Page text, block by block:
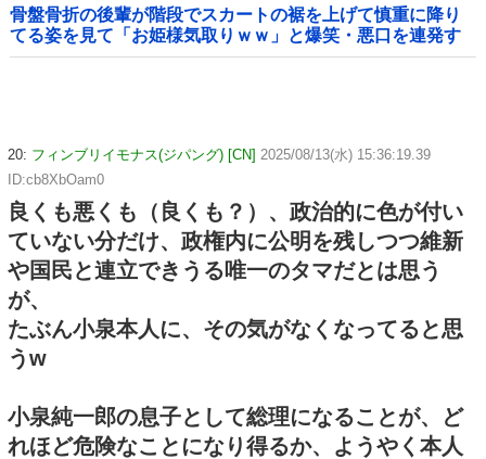
骨盤骨折の後輩が階段でスカートの裾を上げて慎重に降り
てる姿を見て「お姫様気取りｗｗ」と爆笑・悪口を連発す
る社内彼女！事故背景を知りながらマウントと嫉妬で嘲笑
20: フィンブリイモナス(ジパング) [CN] 2025/08/13(水) 15:36:19.39
ID:cb8XbOam0
良くも悪くも（良くも？）、政治的に色が付い
ていない分だけ、政権内に公明を残しつつ維新
や国民と連立できうる唯一のタマだとは思う
が、
たぶん小泉本人に、その気がなくなってると思
うw
小泉純一郎の息子として総理になることが、ど
れほど危険なことになり得るか、ようやく本人